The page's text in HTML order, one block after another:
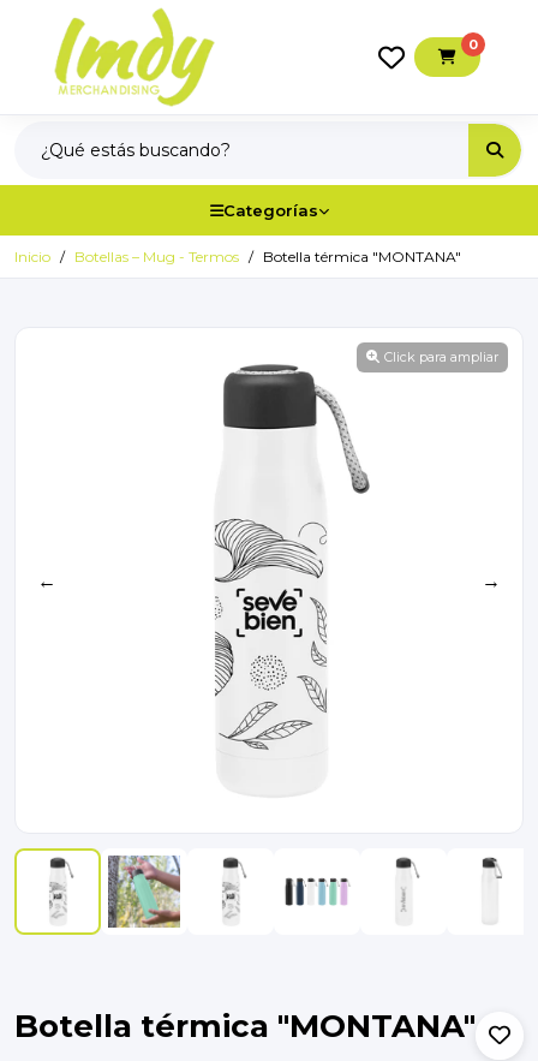
0
Categorías
Inicio Botellas – Mug - Termos Botella térmica "MONTANA"
Click para ampliar
← →
Botella térmica "MONTANA"